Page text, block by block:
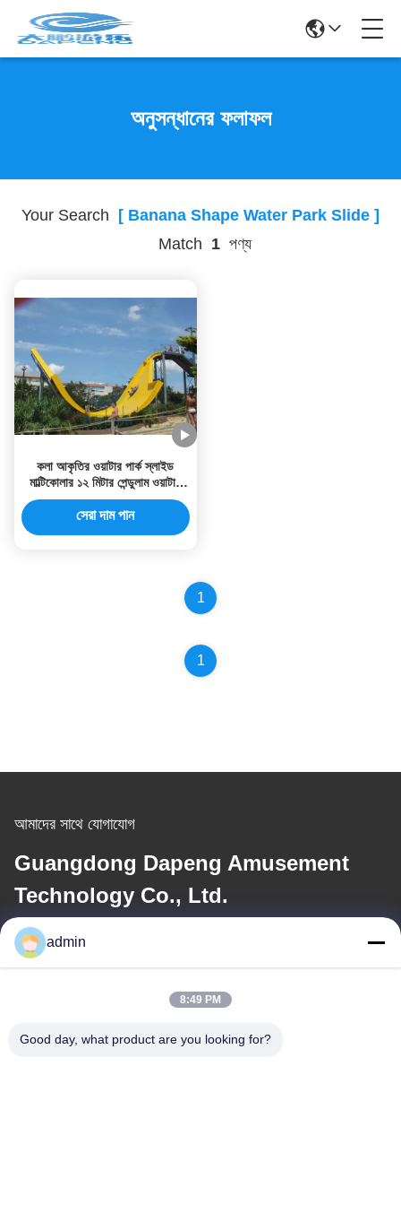
অনুসন্ধানের ফলাফল
Your Search [ Banana Shape Water Park Slide ]
Match 1 পণ্য
কলা আকৃতির ওয়াটার পার্ক স্লাইড
মাল্টিকোলার ১২ মিটার পেন্ডুলাম ওয়াটার
স্লাইড
সেরা দাম পান
1
1
আমাদের সাথে যোগাযোগ
Guangdong Dapeng Amusement
Technology Co., Ltd.
ই-মেইল
আমাদের ঠিকানা
admin
8:49 PM
Good day, what product are you looking for?